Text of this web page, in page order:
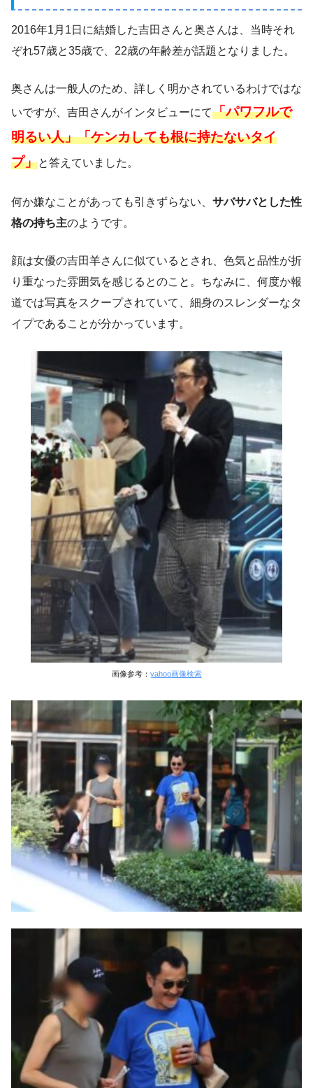
2016年1月1日に結婚した吉田さんと奥さんは、当時それ
ぞれ57歳と35歳で、22歳の年齢差が話題となりました。
奥さんは一般人のため、詳しく明かされているわけではな
いですが、吉田さんがインタビューにて「パワフルで
明るい人」「ケンカしても根に持たないタイ
プ」と答えていました。
何か嫌なことがあっても引きずらない、 サバサバとした性
格の持ち主のようです。
顔は女優の吉田羊さんに似ているとされ、色気と品性が折
り重なった雰囲気を感じるとのこと。ちなみに、何度か報
道では写真をスクープされていて、細身のスレンダーなタ
イプであることが分かっています。
画像参考： yahoo画像検索